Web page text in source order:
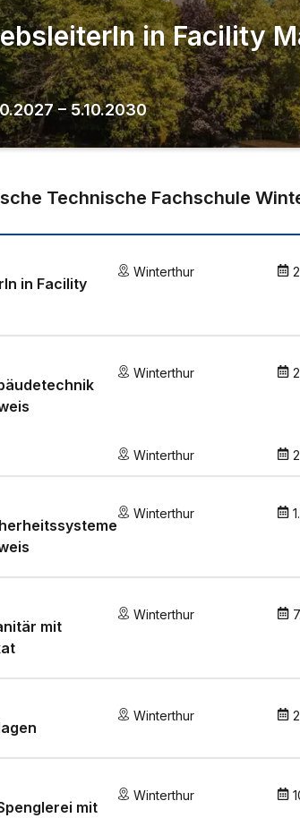
in Facility
–5.10.2030
Technische Fachschule
in Facility
Winterthur
Winterthur
Winterthur
Winterthur
mit
Winterthur
Winterthur
mit
Winterthur